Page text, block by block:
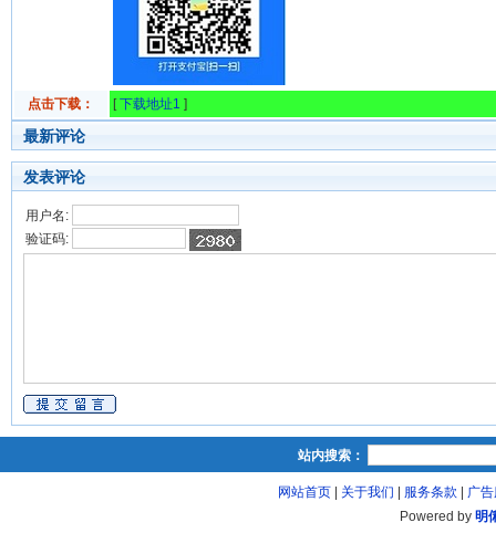
点击下载： [下载地址1 ]
最新评论
发表评论
用户名:
验证码:
站内搜索：
网站首页| 关于我们 服务条款
广
Powered by 明